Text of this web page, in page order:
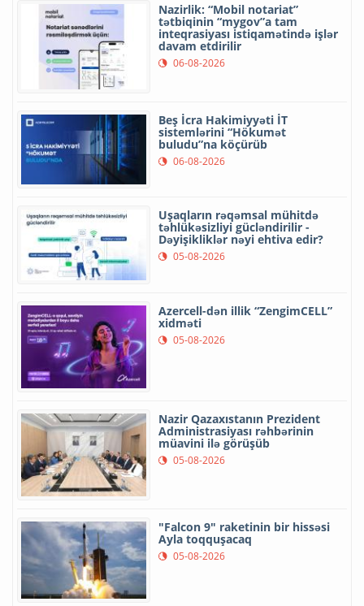
Nazirlik: “Mobil notariat”
tətbiqinin “mygov”a tam
inteqrasiyası istiqamətində işlər
davam etdirilir
06-08-2026
Beş İcra Hakimiyyəti İT
sistemlərini “Hökumət
buludu”na köçürüb
06-08-2026
Uşaqların rəqəmsal mühitdə
təhlükəsizliyi gücləndirilir -
Dəyişikliklər nəyi ehtiva edir?
05-08-2026
Azercell-dən illik “ZengimCELL”
xidməti
05-08-2026
Nazir Qazaxıstanın Prezident
Administrasiyası rəhbərinin
müavini ilə görüşüb
05-08-2026
"Falcon 9" raketinin bir hissəsi
Ayla toqquşacaq
05-08-2026